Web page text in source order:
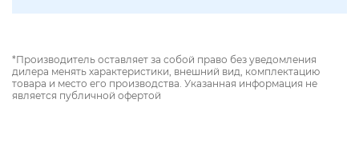
*Производитель оставляет за собой право без уведомления
дилера менять характеристики, внешний вид, комплектацию
товара и место его производства. Указанная информация не
является публичной офертой